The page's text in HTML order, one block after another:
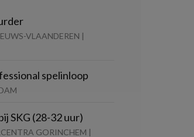
VLAANDEREN |
spelinloop
SKG (28-32 uur)
GORINCHEM |